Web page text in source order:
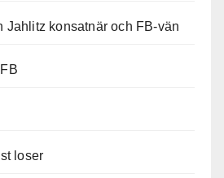
Jahlitz konsatnär och FB-vän
loser